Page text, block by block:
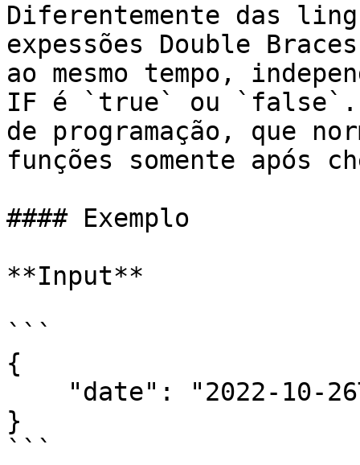
Diferentemente das
expessões Double
ao mesmo tempo,
IF é `true` ou `false`.
de programação, que
funções somente após
#### Exemplo
**Input**
```
{
}
```